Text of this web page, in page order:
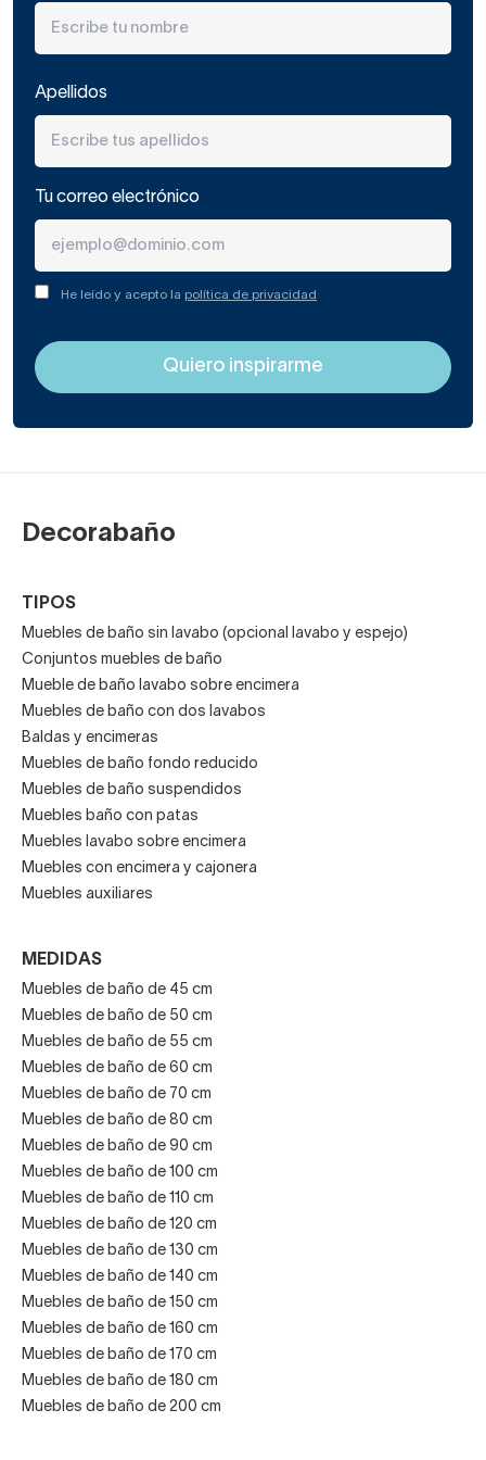
conseguir un aseo vintage.
muebles de baño vintage baratos quemezclan
funcionalidad y sofisticación.
escoge uno de nuestros muebles de baño de estilo
productos y accesorios de baño a mano.
refuerce el estilo vintage, puedes optar por un
este detalle
evocará tiempos pasados y resultará
muy elegante.
Y, por último,no olvides los colores. Recuerda que los
baño ajustado, opta mejor por los
parezca mayor.
Apellidos
Tu correo electrónico
He leído y acepto la política de privacidad
Decorabaño
TIPOS
Muebles de baño sin lavabo (opcional lavabo y espejo)
Conjuntos muebles de baño
Mueble de baño lavabo sobre encimera
Muebles de baño con dos lavabos
Baldas y encimeras
Muebles de baño fondo reducido
Muebles de baño suspendidos
Muebles baño con patas
Muebles lavabo sobre encimera
Muebles con encimera y cajonera
Muebles auxiliares
MEDIDAS
Muebles de baño de 45 cm
Muebles de baño de 50 cm
Muebles de baño de 55 cm
Muebles de baño de 60 cm
Muebles de baño de 70 cm
Muebles de baño de 80 cm
Muebles de baño de 90 cm
Muebles de baño de 100 cm
Muebles de baño de 110 cm
Muebles de baño de 120 cm
Muebles de baño de 130 cm
Muebles de baño de 140 cm
Muebles de baño de 150 cm
Muebles de baño de 160 cm
Muebles de baño de 170 cm
Muebles de baño de 180 cm
Muebles de baño de 200 cm